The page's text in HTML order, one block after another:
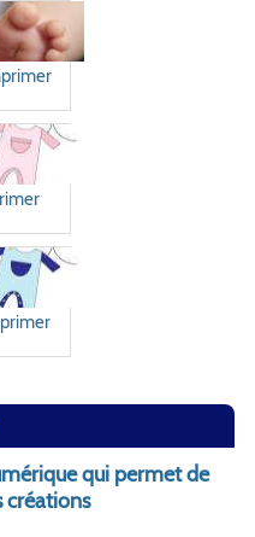
qui permet de
créations